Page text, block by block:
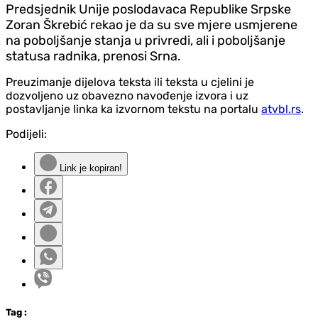
Predsjednik Unije poslodavaca Republike Srpske
Zoran Škrebić rekao je da su sve mjere usmjerene
na poboljšanje stanja u privredi, ali i poboljšanje
statusa radnika, prenosi Srna.
Preuzimanje dijelova teksta ili teksta u cjelini je
dozvoljeno uz obavezno navođenje izvora i uz
postavljanje linka ka izvornom tekstu na portalu atvbl.rs.
Podijeli:
Link je kopiran!
Tag :